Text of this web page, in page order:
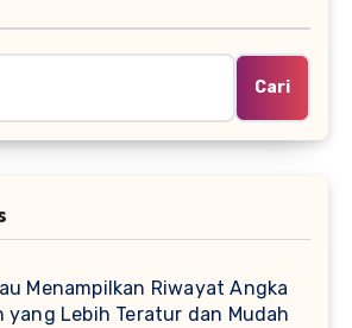
Cari
Menampilkan Riwayat Angka
yang Lebih Teratur dan Mudah